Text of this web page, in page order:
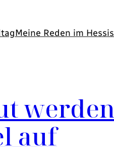
Meine Reden im
auf